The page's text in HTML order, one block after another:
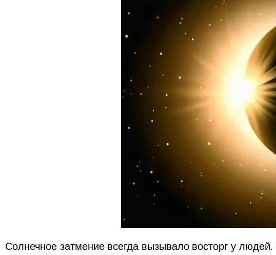
Солнечное затмение всегда вызывало восторг у